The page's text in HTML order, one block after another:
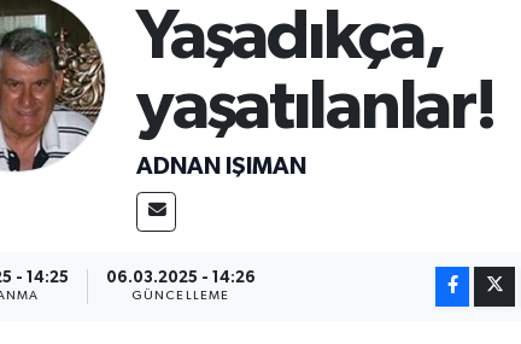
Yaşadıkça,
yaşatılanlar!
ADNAN IŞIMAN
- 14:25 06.03.2025 - 14:26
GÜNCELLEME